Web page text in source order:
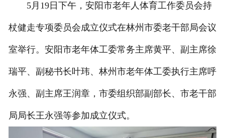
组织建设
场地建设
赛事活动
先锋典型
5月19日下午，安阳市老年人体育工作委员会持
杖健走专项委员会成立仪式在林州市委老干部局会议
室举行。安阳市老年体工委常务主席黄平、副主席徐
瑞平、副秘书长叶玮、林州市老年体工委执行主席呼
永强、副主席王润章，市委组织部副部长、市老干部
局局长王永强等参加成立仪式。